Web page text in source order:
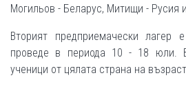
Могильов - Беларус, Митищи - Русия
Вторият предприемачески
проведе в периода 10 - 18 юли.
ученици от цялата страна на